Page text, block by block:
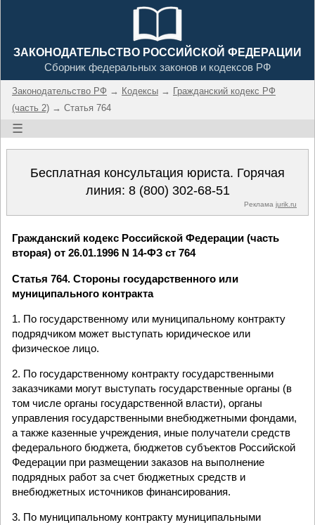
ЗАКОНОДАТЕЛЬСТВО РОССИЙСКОЙ ФЕДЕРАЦИИ
Сборник федеральных законов и кодексов РФ
Законодательство РФ → Кодексы → Гражданский кодекс РФ
(часть 2) → Статья 764
☰
Бесплатная консультация юриста. Горячая
линия: 8 (800) 302-68-51
Реклама jurik.ru
Гражданский кодекс Российской Федерации (часть
вторая) от 26.01.1996 N 14-ФЗ ст 764
Статья 764. Стороны государственного или
муниципального контракта
1. По государственному или муниципальному контракту
подрядчиком может выступать юридическое или
физическое лицо.
2. По государственному контракту государственными
заказчиками могут выступать государственные органы (в
том числе органы государственной власти), органы
управления государственными внебюджетными фондами,
а также казенные учреждения, иные получатели средств
федерального бюджета, бюджетов субъектов Российской
Федерации при размещении заказов на выполнение
подрядных работ за счет бюджетных средств и
внебюджетных источников финансирования.
3. По муниципальному контракту муниципальными